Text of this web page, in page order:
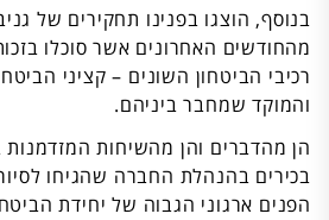
בנוסף, הוצגו בפנינו תחקירים של
מהחודשים האחרונים אשר סוכלו
רכיבי הביטחון השונים – קציני
והמוקד שמחבר ביניהם.
הן מהדברים והן מהשיחות
בכירים בהנהלת החברה שהגיחו
הפנים ארגוני הגבוה של יחידת